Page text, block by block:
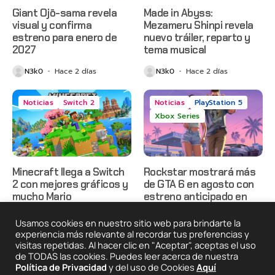
Giant Ojō-sama revela
visual y confirma
estreno para enero de
2027
N3k0 Hace 2 días
Made in Abyss:
Mezameru Shinpi revela
nuevo tráiler, reparto y
tema musical
N3k0 Hace 2 días
Noticias Switch 2
Minecraft llega a Switch
2 con mejores gráficos y
mucho Mario
Hace 2 días
Noticias
PlayStation 5
Xbox Series
Rockstar mostrará más
de GTA 6 en agosto con
estreno anticipado en
N3k0 Hace 3 días
Usamos cookies en nuestro sitio web para brindarte la
experiencia más relevante al recordar tus preferencias y
visitas repetidas. Al hacer clic en "Aceptar", aceptas el uso
de TODAS las cookies. Puedes leer acerca de nuestra
Política de Privacidad y del uso de Cookies Aquí